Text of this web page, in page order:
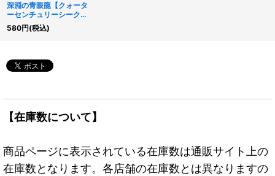
深淵の青眼龍【クォータ
ーセンチュリーシークレ
ット】{RC04-JP017}
《モンスター》
580円(税込)
【在庫数について】
商品ページに表示されている在庫数は通販サイト上の
在庫数となります。各店舗の在庫数とは異なりますの